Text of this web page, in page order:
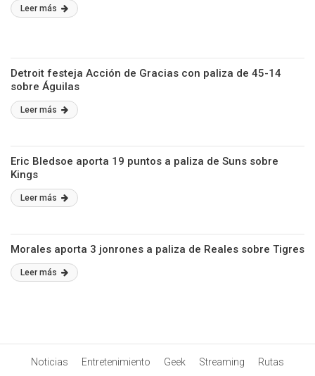
Leer más
Detroit festeja Acción de Gracias con paliza de 45-14
sobre Águilas
Leer más
Eric Bledsoe aporta 19 puntos a paliza de Suns sobre
Kings
Leer más
Morales aporta 3 jonrones a paliza de Reales sobre Tigres
Leer más
Noticias Entretenimiento Geek Streaming
Rutas